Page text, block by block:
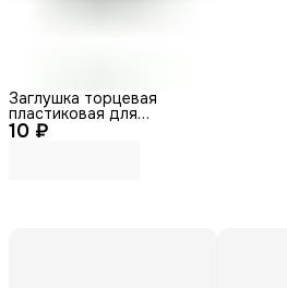
10 ₽
Заглушка торцевая
пластиковая для
врезного профиля 22х7
мм дуга